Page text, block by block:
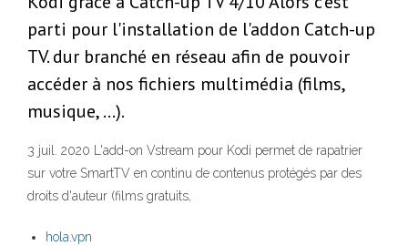
parti pour l'installation de l'addon Catch-up
TV. dur branché en réseau afin de pouvoir
accéder à nos fichiers multimédia (films,
musique, …).
3 juil. 2020 L'add-on Vstream pour Kodi permet de rapatrier
sur votre SmartTV en continu de contenus protégés par des
droits d'auteur (films gratuits,
hola.vpn